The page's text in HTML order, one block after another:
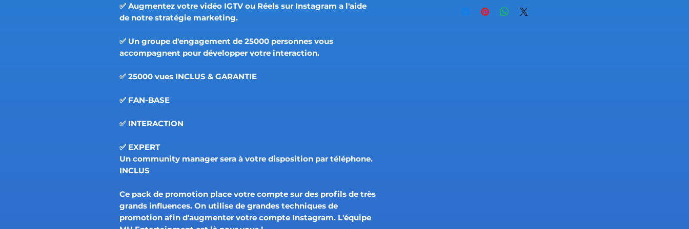
✅ Augmentez votre vidéo IGTV ou Réels sur Instagram a l'aide
de notre stratégie marketing.
✅ Un groupe d'engagement de 25000 personnes vous
accompagnent pour développer votre interaction.
✅ 25000 vues INCLUS & GARANTIE
✅ FAN-BASE
✅ INTERACTION
✅ EXPERT
Un community manager sera à votre disposition par téléphone.
INCLUS
Ce pack de promotion place votre compte sur des profils de très
grands influences. On utilise de grandes techniques de
promotion afin d'augmenter votre compte Instagram. L'équipe